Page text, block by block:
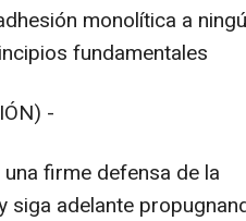
monolítica a
fundamentales
-
firme defensa de la
siga adelante